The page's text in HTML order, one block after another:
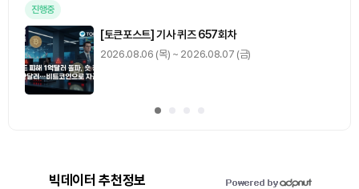
진행중
[토큰포스트] 기사 퀴즈 657회차
2026.08.06 (목) ~ 2026.08.07 (금)
빅데이터 추천정보